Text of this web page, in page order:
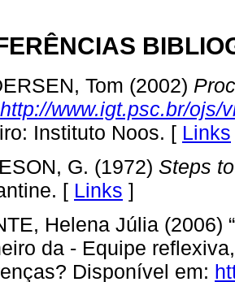
Tom (2002)
http://www.igt.psc.br/ojs/
Instituto Noos. [ Links
G. (1972) Steps
[ Links ]
Helena Júlia (2006) “
da - Equipe
Disponível em: